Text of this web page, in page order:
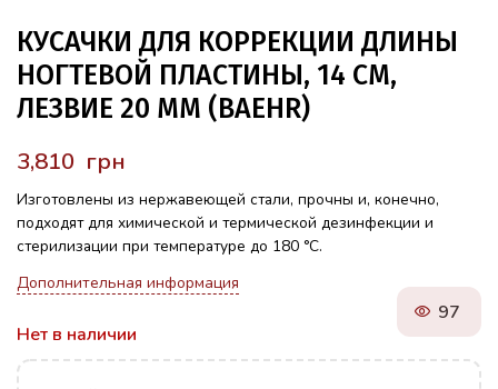
КУСАЧКИ ДЛЯ КОРРЕКЦИИ ДЛИНЫ
НОГТЕВОЙ ПЛАСТИНЫ, 14 СМ,
ЛЕЗВИЕ 20 ММ (BAEHR)
грн
Изготовлены из нержавеющей стали, прочны и, конечно,
подходят для химической и термической дезинфекции и
стерилизации при температуре до 180 °C.
Дополнительная информация
Нет в наличии
97